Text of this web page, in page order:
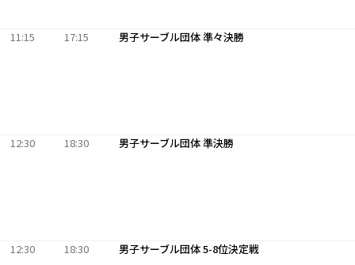
11:15 17:15 男子サーブル団体 準々決勝
12:30 18:30 男子サーブル団体 準決勝
12:30 18:30 男子サーブル団体 5-8位決定戦